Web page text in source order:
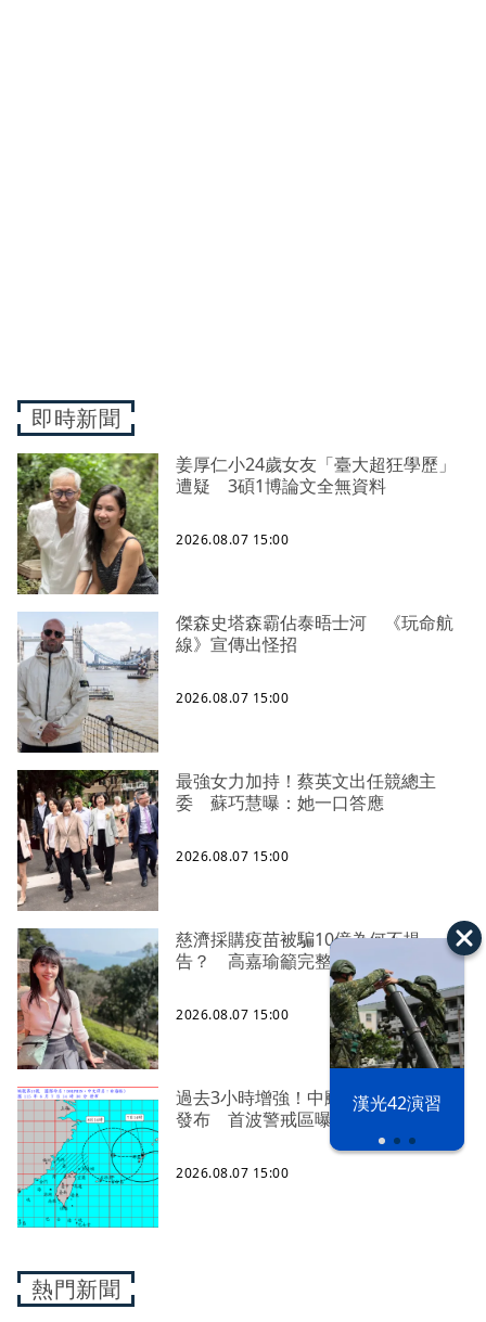
漢光42演習
即時新聞
姜厚仁小24歲女友「臺大超狂學歷」
遭疑 3碩1博論文全無資料
2026.08.07 15:00
傑森史塔森霸佔泰晤士河 《玩命航
線》宣傳出怪招
2026.08.07 15:00
最強女力加持！蔡英文出任競總主
委 蘇巧慧曝：她一口答應
2026.08.07 15:00
慈濟採購疫苗被騙10億為何不提
告？ 高嘉瑜籲完整揭露真相
2026.08.07 15:00
過去3小時增強！中颱「白海豚」海警
發布 首波警戒區曝
2026.08.07 15:00
熱門新聞